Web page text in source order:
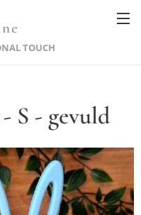
TOUCH
S - gevuld